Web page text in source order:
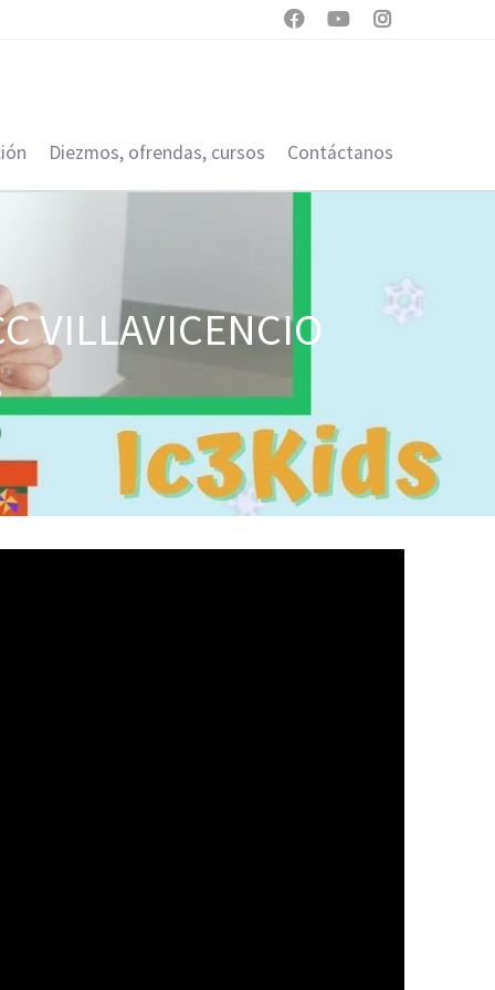
  
Diezmos, ofrendas, cursos Contáctanos
VILLAVICENCIO